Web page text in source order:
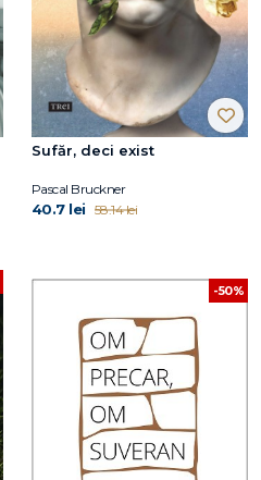
Sufăr, deci exist
Pascal Bruckner
40.7 lei 58.14 lei
-50%